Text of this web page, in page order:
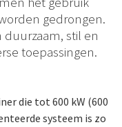
gedrongen.
stil en
toepassingen.
die tot 600 kW (600
systeem is zo